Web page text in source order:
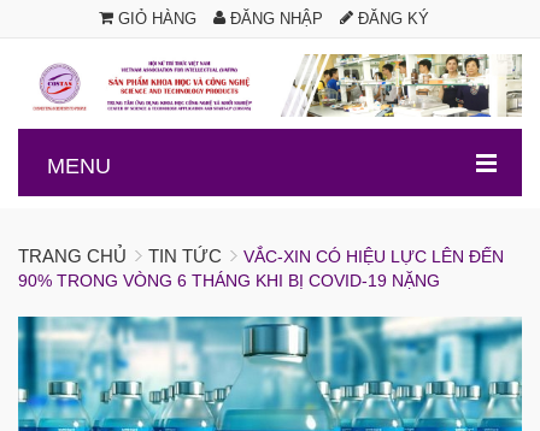
GIỎ HÀNG ĐĂNG NHẬP ĐĂNG KÝ
.
MENU
TRANG CHỦ TIN TỨC
VẮC-XIN CÓ HIỆU LỰC LÊN ĐẾN
90% TRONG VÒNG 6 THÁNG KHI BỊ COVID-19 NẶNG